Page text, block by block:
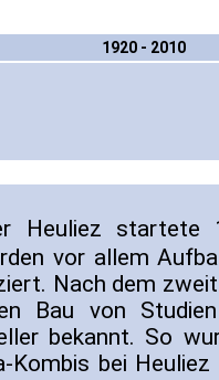
1920 - 2010
Heuliez
vor allem
Nach dem
Bau von
bekannt. So
Kombis bei